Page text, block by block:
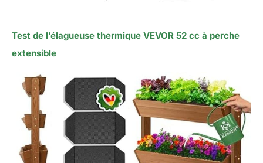
Test de l’élagueuse thermique VEVOR 52 cc à perche
extensible